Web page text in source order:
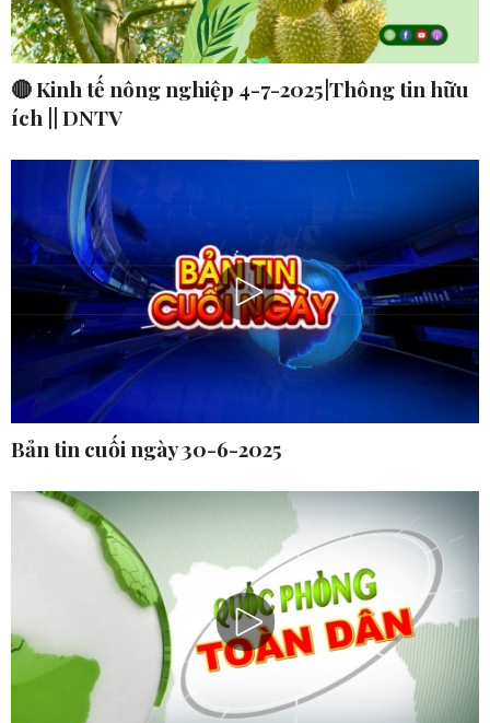
🔴 Kinh tế nông nghiệp 4-7-2025|Thông tin hữu
ích || DNTV
Bản tin cuối ngày 30-6-2025